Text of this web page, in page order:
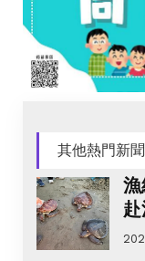
其他熱門新聞